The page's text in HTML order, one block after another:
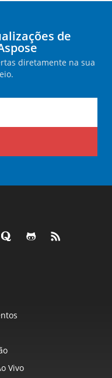
de
diretamente na sua
Vivo